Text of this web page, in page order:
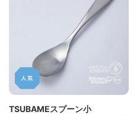
TSUBAMEスプーン小